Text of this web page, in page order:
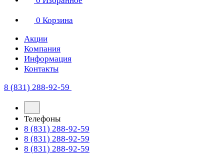
0 Корзина
Акции
Компания
Информация
Контакты
8 (831) 288-92-59
Телефоны
8 (831) 288-92-59
8 (831) 288-92-59
8 (831) 288-92-59